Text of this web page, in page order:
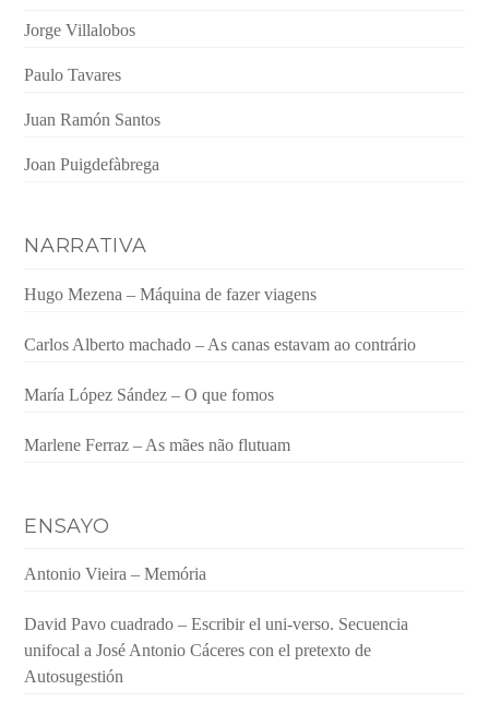
Jorge Villalobos
Paulo Tavares
Juan Ramón Santos
Joan Puigdefàbrega
NARRATIVA
Hugo Mezena – Máquina de fazer viagens
Carlos Alberto machado – As canas estavam ao contrário
María López Sández – O que fomos
Marlene Ferraz – As mães não flutuam
ENSAYO
Antonio Vieira – Memória
David Pavo cuadrado – Escribir el uni-verso. Secuencia
unifocal a José Antonio Cáceres con el pretexto de
Autosugestión